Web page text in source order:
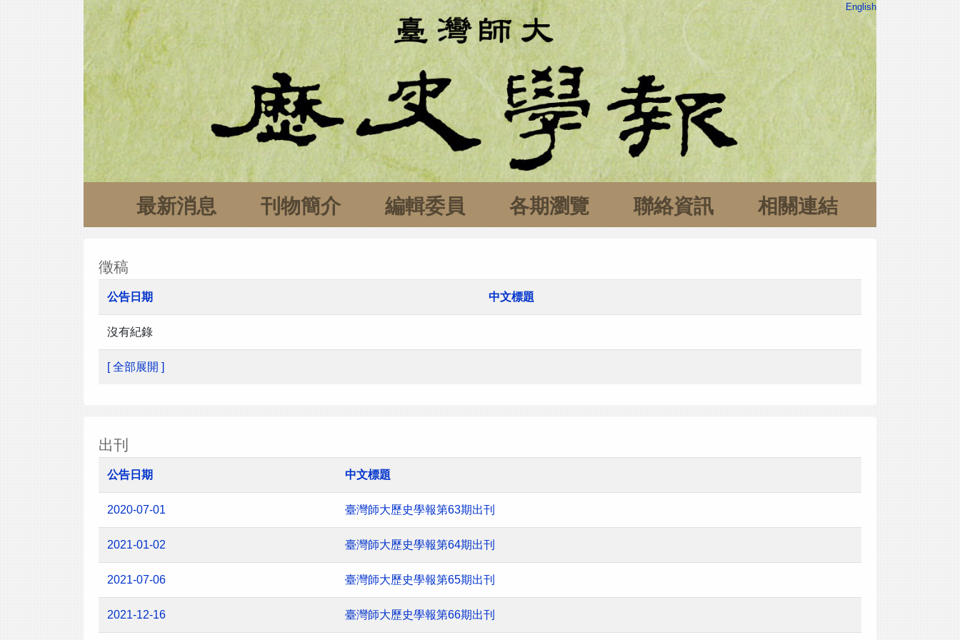
English
最新消息 刊物簡介 編輯委員 各期瀏覽 聯絡資訊 相關連結
徵稿
公告日期 中文標題
沒有紀錄
[ 全部展開 ]
出刊
公告日期 中文標題
2020-07-01 臺灣師大歷史學報第63期出刊
2021-01-02 臺灣師大歷史學報第64期出刊
2021-07-06 臺灣師大歷史學報第65期出刊
2021-12-16 臺灣師大歷史學報第66期出刊